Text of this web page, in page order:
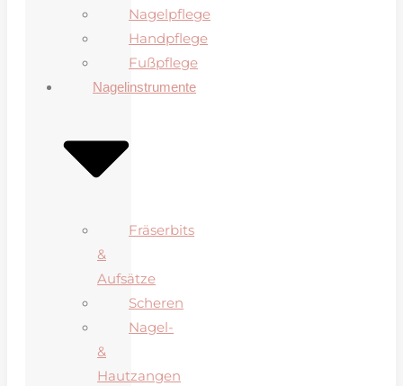
Nagelpflege
Handpflege
Fußpflege
Nagelinstrumente
Fräserbits
&
Aufsätze
Scheren
Nagel-
&
Hautzangen